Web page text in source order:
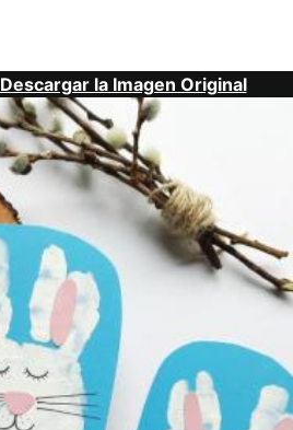
Descargar la Imagen Original